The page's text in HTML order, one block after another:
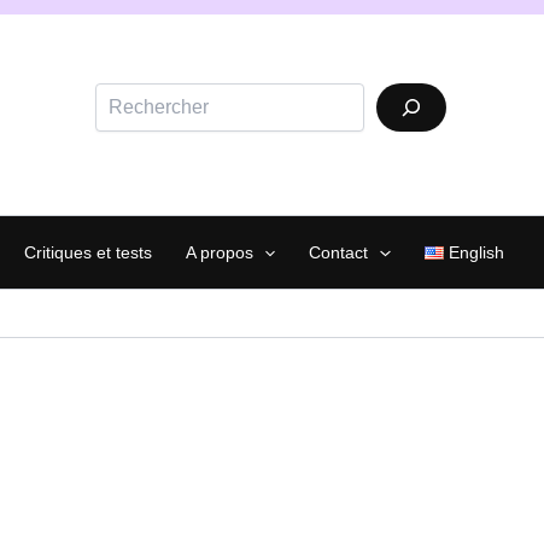
Critiques et tests A propos Contact English